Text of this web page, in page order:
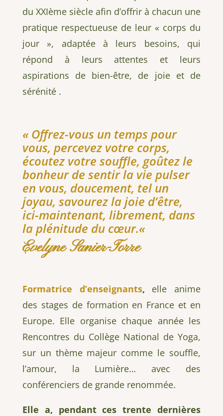
du XXIème siècle afin d’offrir à chacun une
pratique respectueuse de leur « corps du
jour », adaptée à leurs besoins, qui
répond à leurs attentes et leurs
aspirations de bien-être, de joie et de
sérénité .
« Offrez-vous un temps pour
vous, percevez votre corps,
écoutez votre souffle, goûtez le
bonheur de sentir la vie pulser
en vous, doucement, tel un
joyau, savourez la joie d’être,
ici-maintenant, librement, dans
la plénitude du cœur.«
Evelyne Sanier-Torre
Formatrice d’enseignants, elle anime
des stages de formation en France et en
Europe. Elle organise chaque année les
Rencontres du Collège National de Yoga,
sur un thème majeur comme le souffle,
l’amour, la Lumière… avec des
conférenciers de grande renommée.
Elle a, pendant ces trente dernières